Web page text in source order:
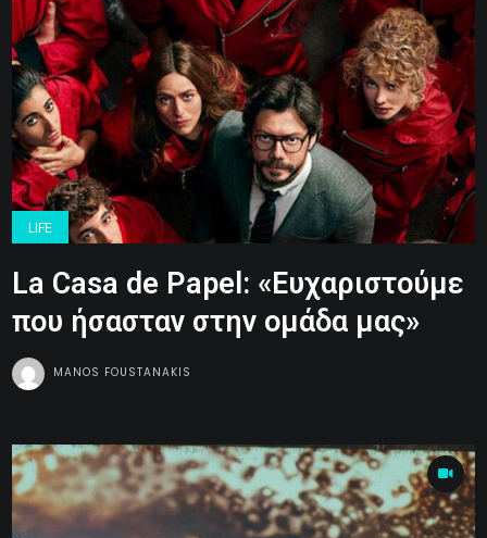
LIFE
La Casa de Papel: «Ευχαριστούμε
που ήσασταν στην ομάδα μας»
MANOS FOUSTANAKIS